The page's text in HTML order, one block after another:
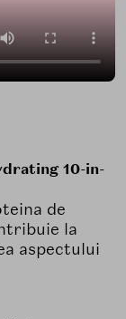
10-in-
de
la
aspectului